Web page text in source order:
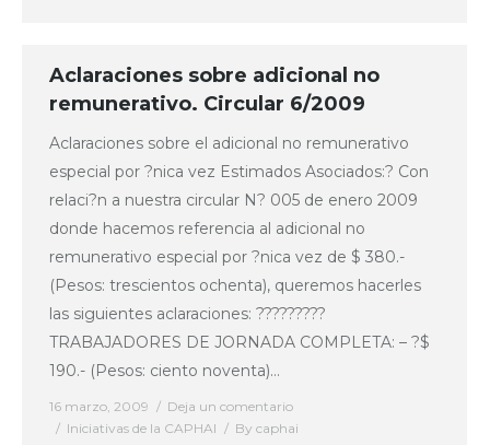
Aclaraciones sobre adicional no
remunerativo. Circular 6/2009
Aclaraciones sobre el adicional no remunerativo
especial por ?nica vez Estimados Asociados:? Con
relaci?n a nuestra circular N? 005 de enero 2009
donde hacemos referencia al adicional no
remunerativo especial por ?nica vez de $ 380.-
(Pesos: trescientos ochenta), queremos hacerles
las siguientes aclaraciones: ?????????
TRABAJADORES DE JORNADA COMPLETA: – ?$
190.- (Pesos: ciento noventa)…
16 marzo, 2009
Deja un comentario
Iniciativas de la CAPHAI
By caphai